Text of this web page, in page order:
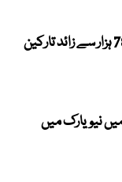
جنوبی افریقا سے ایک لاکھ 78 ہزار سے زائد تارکین
نیویارک میں